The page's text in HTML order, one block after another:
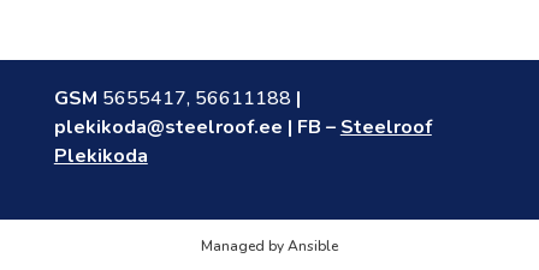
GSM 5655417, 56611188 |
plekikoda@steelroof.ee | FB – Steelroof
Plekikoda
Managed by Ansible